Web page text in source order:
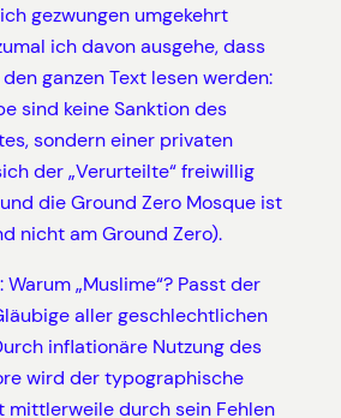
gezwungen umgekehrt
ich davon ausgehe, dass
ganzen Text lesen werden:
sind keine Sanktion des
sondern einer privaten
der „Verurteilte“ freiwillig
die Ground Zero Mosque ist
nicht am Ground Zero).
Warum „Muslime“? Passt der
aller geschlechtlichen
inflationäre Nutzung des
wird der typographische
mittlerweile durch sein Fehlen